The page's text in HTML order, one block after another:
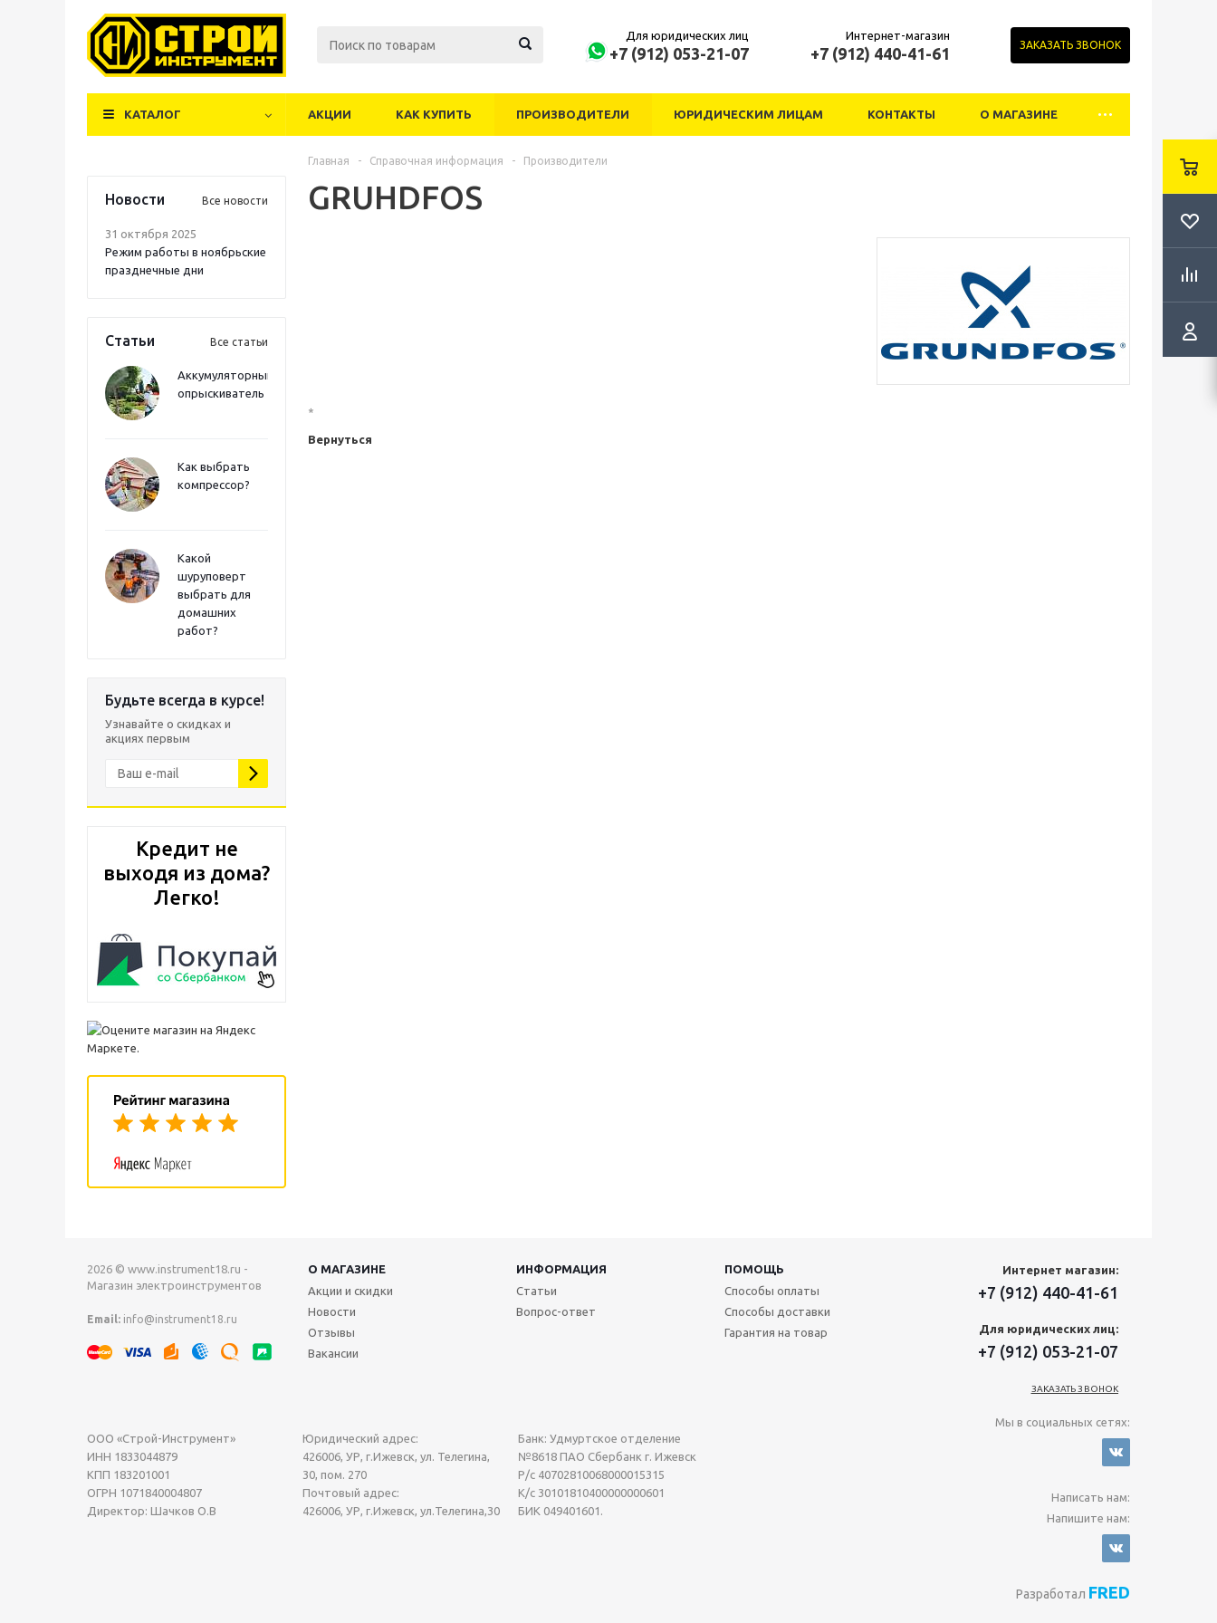
Для юридических лиц
+7 (912) 053-21-07
Интернет-магазин
+7 (912) 440-41-61 ЗАКАЗАТЬ ЗВОНОК
КАТАЛОГ АКЦИИ КАК КУПИТЬ ПРОИЗВОДИТЕЛИ ЮРИДИЧЕСКИМ ЛИЦАМ КОНТАКТЫ О МАГАЗИНЕ
Новости Все новости
31 октября 2025
Режим работы в ноябрьские
празднечные дни
Статьи Все статьи
Аккумуляторный
опрыскиватель
Как выбрать
компрессор?
Какой
шуруповерт
выбрать для
домашних
работ?
Будьте всегда в курсе!
Узнавайте о скидках и
акциях первым
Кредит не
выходя из дома?
Легко!
Главная - Справочная информация - Производители
GRUHDFOS
*
Вернуться
2026 © www.instrument18.ru -
Магазин электроинструментов
Email: info@instrument18.ru
ООО «Строй-Инструмент»
ИНН 1833044879
КПП 183201001
ОГРН 1071840004807
Директор: Шачков О.В
Юридический адрес:
426006, УР, г.Ижевск, ул. Телегина,
30, пом. 270
Почтовый адрес:
426006, УР, г.Ижевск, ул.Телегина,30
Банк: Удмуртское отделение
№8618 ПАО Сбербанк г. Ижевск
Р/с 40702810068000015315
К/с 30101810400000000601
БИК 049401601.
О МАГАЗИНЕ ИНФОРМАЦИЯ
ПОМОЩЬ
Акции и скидки
Новости
Отзывы
Вакансии
Статьи
Вопрос-ответ
Способы оплаты
Способы доставки
Гарантия на товар
Интернет магазин:
+7 (912) 440-41-61
Для юридических лиц:
+7 (912) 053-21-07
ЗАКАЗАТЬ ЗВОНОК
Мы в социальных сетях:
Написать нам:
Напишите нам:
Разработал FRED